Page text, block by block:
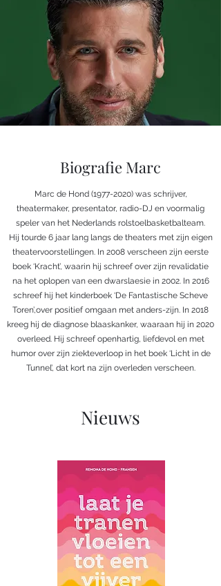
Biografie Marc
Marc de Hond (1977-2020)was schrijver,
theatermaker, presentator, radio-DJ en voormalig
speler van het Nederlands rolstoelbasketbalteam.
Hij tourde 6 jaar lang langs de theaters met zijn eigen
theatervoorstellingen. In 2008 verscheen zijn eerste
boek ‘Kracht’, waarin hij schreef over zijn revalidatie
na het oplopen van een dwarslaesie in 2002. In 2016
schreef hij het kinderboek ‘De Fantastische Scheve
Toren’,over positief omgaan met anders-zijn. In 2018
kreeg hij de diagnose blaaskanker, waaraan hij in 2020
overleed. Hij schreef openhartig, liefdevol en met
humor over zijn ziekteverloop in het boek ‘Licht in de
Tunnel’, dat kort na zijn overleden verscheen.
Nieuws